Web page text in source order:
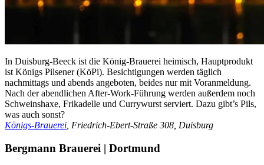
In Duisburg-Beeck ist die König-Brauerei heimisch, Hauptprodukt
ist Königs Pilsener (KöPi). Besichtigungen werden täglich
nachmittags und abends angeboten, beides nur mit Voranmeldung.
Nach der abendlichen After-Work-Führung werden außerdem noch
Schweinshaxe, Frikadelle und Currywurst serviert. Dazu gibt’s Pils,
was auch sonst?
Königs-Brauerei , Friedrich-Ebert-Straße 308, Duisburg
Bergmann Brauerei | Dortmund